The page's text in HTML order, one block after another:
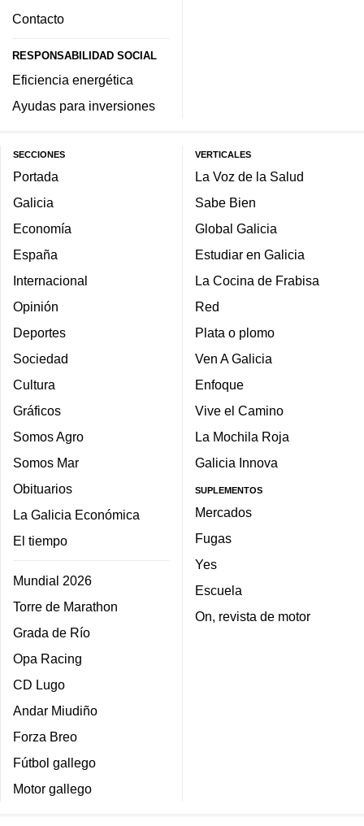
Contacto
RESPONSABILIDAD SOCIAL
Eficiencia energética
Ayudas para inversiones
SECCIONES
Portada
Galicia
Economía
España
Internacional
Opinión
Deportes
Sociedad
Cultura
Gráficos
Somos Agro
Somos Mar
Obituarios
La Galicia Económica
El tiempo
Mundial 2026
Torre de Marathon
Grada de Río
Opa Racing
CD Lugo
Andar Miudiño
Forza Breo
Fútbol gallego
Motor gallego
VERTICALES
La Voz de la Salud
Sabe Bien
Global Galicia
Estudiar en Galicia
La Cocina de Frabisa
Red
Plata o plomo
Ven A Galicia
Enfoque
Vive el Camino
La Mochila Roja
Galicia Innova
SUPLEMENTOS
Mercados
Fugas
Yes
Escuela
On, revista de motor